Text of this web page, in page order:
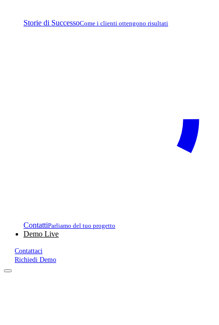
Storie di SuccessoCome i clienti ottengono risultati
ContattiParliamo del tuo progetto
Demo Live
Contattaci
Richiedi Demo